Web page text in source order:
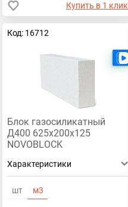
Купить в 1 клик
Код: 16712
Блок газосиликатный
Д400 625х200х125
NOVOBLOCK
Характеристики
шт м3